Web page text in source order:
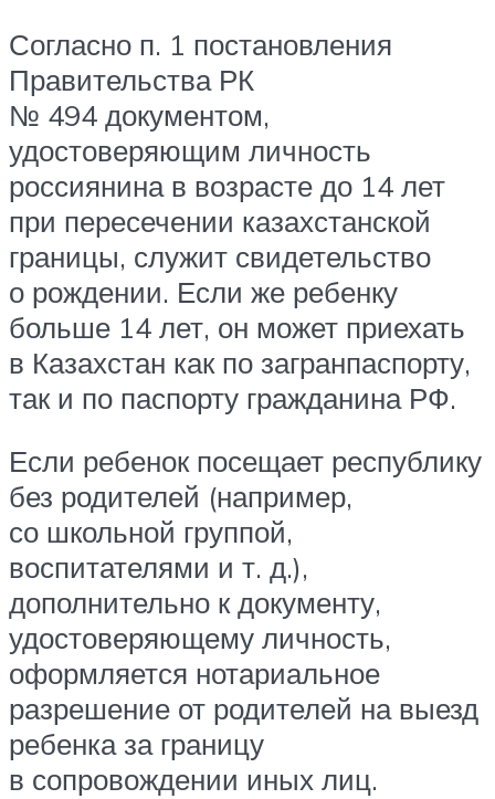
Согласно п. 1 постановления
Правительства РК
№ 494 документом,
удостоверяющим личность
россиянина в возрасте до 14 лет
при пересечении казахстанской
границы, служит свидетельство
о рождении. Если же ребенку
больше 14 лет, он может приехать
в Казахстан как по загранпаспорту,
так и по паспорту гражданина РФ.
Если ребенок посещает республику
без родителей (например,
со школьной группой,
воспитателями и т. д.),
дополнительно к документу,
удостоверяющему личность,
оформляется нотариальное
разрешение от родителей на выезд
ребенка за границу
в сопровождении иных лиц.